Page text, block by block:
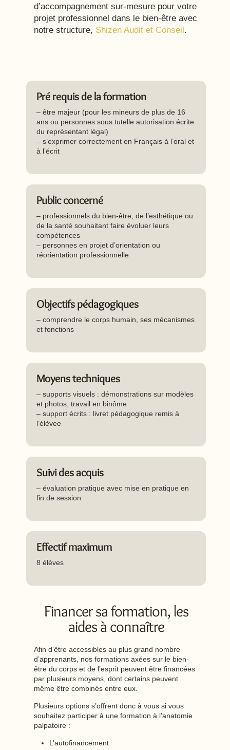
d’accompagnement sur-mesure pour votre
projet professionnel dans le bien-être avec
notre structure, Shizen Audit et Conseil.
Pré requis de la formation
– être majeur (pour les mineurs de plus de 16
ans ou personnes sous tutelle autorisation écrite
du représentant légal)
– s’exprimer correctement en Français à l’oral et
à l’écrit
Public concerné
– professionnels du bien-être, de l’esthétique ou
de la santé souhaitant faire évoluer leurs
compétences
– personnes en projet d’orientation ou
réorientation professionnelle
Objectifs pédagogiques
– comprendre le corps humain, ses mécanismes
et fonctions
Moyens techniques
– supports visuels : démonstrations sur modèles
et photos, travail en binôme
– support écrits : livret pédagogique remis à
l’élèvee
Suivi des acquis
– évaluation pratique avec mise en pratique en
fin de session
Effectif maximum
8 élèves
Financer sa formation, les
aides à connaître
Afin d’être accessibles au plus grand nombre
d’apprenants, nos formations axées sur le bien-
être du corps et de l’esprit peuvent être financées
par plusieurs moyens, dont certains peuvent
même être combinés entre eux.
Plusieurs options s’offrent donc à vous si vous
souhaitez participer à une formation à l’anatomie
palpatoire :
L’autofinancement